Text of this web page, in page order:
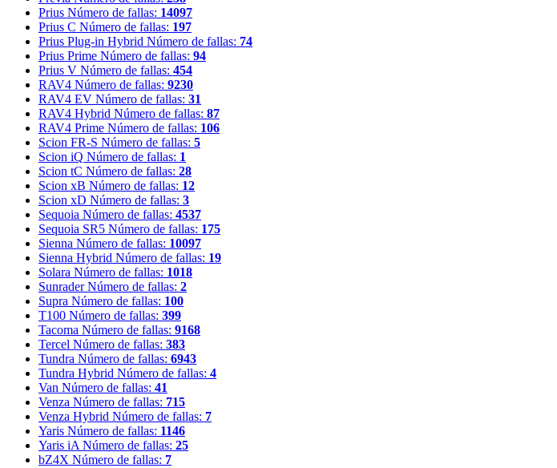
Prius Número de fallas: 14097
Prius C Número de fallas: 197
Prius Plug-in Hybrid Número de fallas: 74
Prius Prime Número de fallas: 94
Prius V Número de fallas: 454
RAV4 Número de fallas: 9230
RAV4 EV Número de fallas: 31
RAV4 Hybrid Número de fallas: 87
RAV4 Prime Número de fallas: 106
Scion FR-S Número de fallas: 5
Scion iQ Número de fallas: 1
Scion tC Número de fallas: 28
Scion xB Número de fallas: 12
Scion xD Número de fallas: 3
Sequoia Número de fallas: 4537
Sequoia SR5 Número de fallas: 175
Sienna Número de fallas: 10097
Sienna Hybrid Número de fallas: 19
Solara Número de fallas: 1018
Sunrader Número de fallas: 2
Supra Número de fallas: 100
T100 Número de fallas: 399
Tacoma Número de fallas: 9168
Tercel Número de fallas: 383
Tundra Número de fallas: 6943
Tundra Hybrid Número de fallas: 4
Van Número de fallas: 41
Venza Número de fallas: 715
Venza Hybrid Número de fallas: 7
Yaris Número de fallas: 1146
Yaris iA Número de fallas: 25
bZ4X Número de fallas: 7